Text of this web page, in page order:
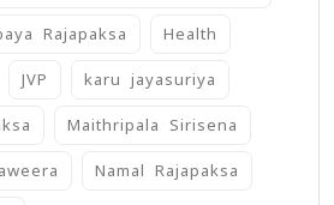
Rajapaksa Health
JVP karu jayasuriya
Maithripala Sirisena
Namal Rajapaksa